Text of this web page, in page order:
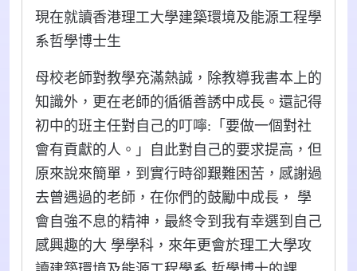
現在就讀香港理工大學建築環境及能源工程學
系哲學博士生
母校老師對教學充滿熱誠，除教導我書本上的
知識外，更在老師的循循善誘中成長。還記得
初中的班主任對自己的叮嚀:「要做一個對社
會有貢獻的人。」自此對自己的要求提高，但
原來說來簡單，到實行時卻艱難困苦，感謝過
去曾遇過的老師，在你們的鼓勵中成長， 學
會自強不息的精神，最終令到我有幸選到自己
感興趣的大 學學科，來年更會於理工大學攻